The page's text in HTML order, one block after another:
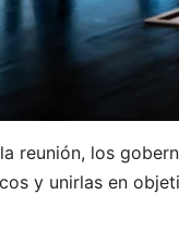
reunión, los
y unirlas en